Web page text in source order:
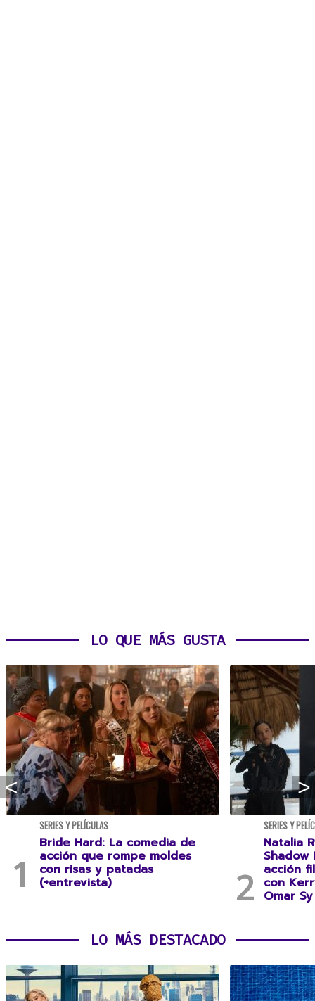
LO QUE MÁS GUSTA
SERIES Y PELÍCULAS
Bride Hard: La comedia de
acción que rompe moldes
con risas y patadas
(+entrevista)
SERIES Y
Natalia
acción
con
Omar
LO MÁS DESTACADO